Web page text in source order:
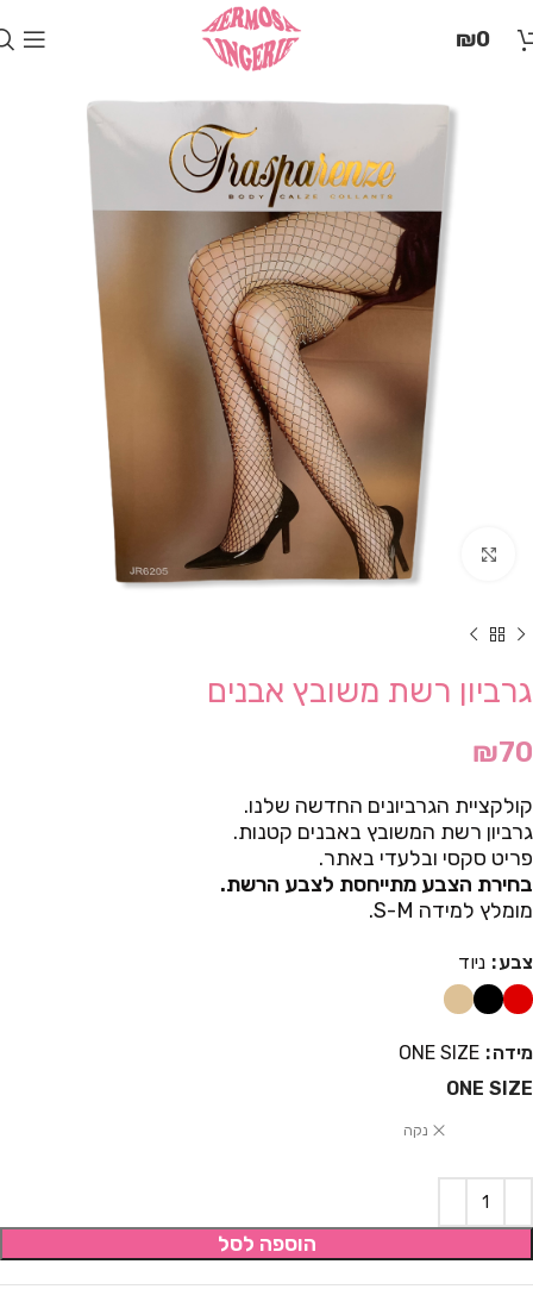
זֶה
₪0
Click to enlarge
גרביון רשת משובץ אבנים
₪70
קולקציית הגרביונים החדשה שלנו.
גרביון רשת המשובץ באבנים קטנות.
פריט סקסי ובלעדי באתר.
בחירת הצבע מתייחסת לצבע הרשת.
מומלץ למידה S-M.
צבע ניוד
מידה
ONE SIZE
ONE SIZE
נקה
הוספה לסל